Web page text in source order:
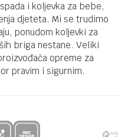
i koljevka za bebe,
djeteta. Mi se trudimo
ponudom koljevki za
briga nestane. Veliki
opreme za
pravim i sigurnim.